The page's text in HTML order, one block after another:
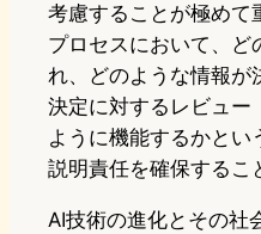
考慮することが極めて
プロセスにおいて、ど
れ、どのような情報が
決定に対するレビュー
ように機能するかとい
説明責任を確保するこ
AI技術の進化とその社